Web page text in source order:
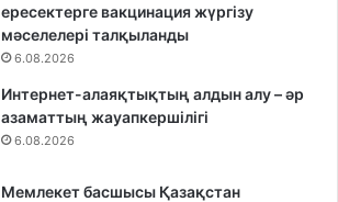
ересектерге вакцинация жүргізу
мәселелері талқыланды
6.08.2026
Интернет-алаяқтықтың алдын алу – әр
азаматтың жауапкершілігі
6.08.2026
Мемлекет басшысы Қазақстан